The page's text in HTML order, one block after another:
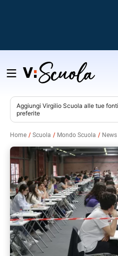
Salta
contenuto
Aggiungi Virgilio Scuola alle tue
preferite
Home Scuola Mondo Scuola News